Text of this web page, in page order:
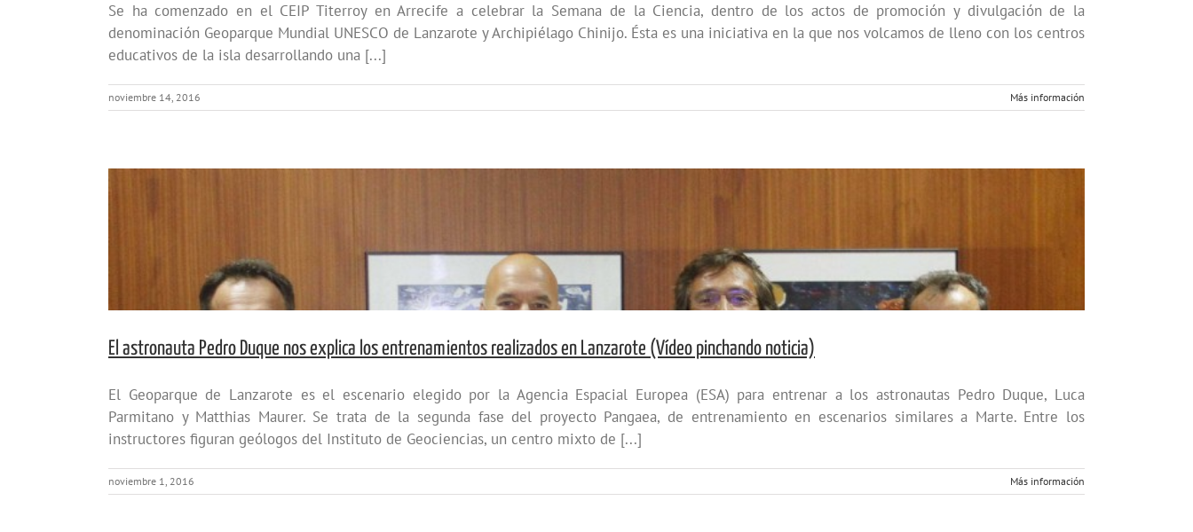
Se ha comenzado en el CEIP Titerroy en Arrecife a celebrar la Semana de la Ciencia, dentro de los actos de promoción y divulgación de la
denominación Geoparque Mundial UNESCO de Lanzarote y Archipiélago Chinijo. Ésta es una iniciativa en la que nos volcamos de lleno con los centros
educativos de la isla desarrollando una [...]
noviembre 14, 2016 Más información
El astronauta Pedro Duque nos explica los entrenamientos realizados en Lanzarote (Vídeo pinchando noticia)
El Geoparque de Lanzarote es el escenario elegido por la Agencia Espacial Europea (ESA) para entrenar a los astronautas Pedro Duque, Luca
Parmitano y Matthias Maurer. Se trata de la segunda fase del proyecto Pangaea, de entrenamiento en escenarios similares a Marte. Entre los
instructores figuran geólogos del Instituto de Geociencias, un centro mixto de [...]
noviembre 1, 2016 Más información